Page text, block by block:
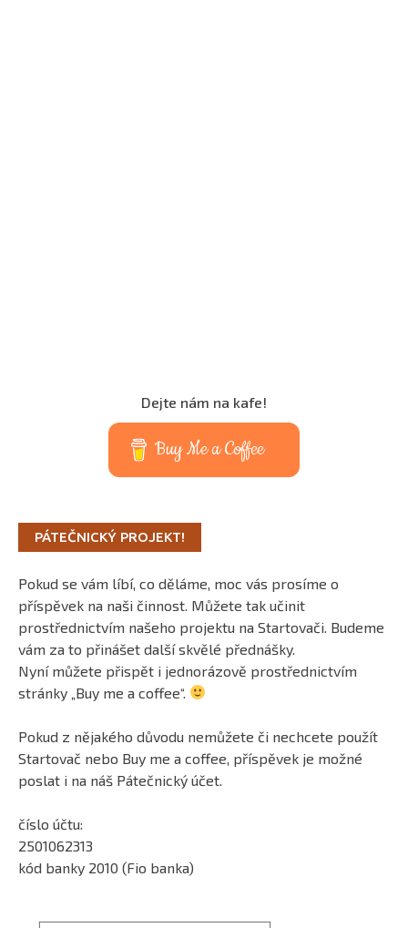
Dejte nám na kafe!
Buy Me a Coffee
PÁTEČNICKÝ PROJEKT!
Pokud se vám líbí, co děláme, moc vás prosíme o
příspěvek na naši činnost. Můžete tak učinit
prostřednictvím našeho projektu na Startovači. Budeme
vám za to přinášet další skvělé přednášky.
Nyní můžete přispět i jednorázově prostřednictvím
stránky „Buy me a coffee“.
Pokud z nějakého důvodu nemůžete či nechcete použít
Startovač nebo Buy me a coffee, příspěvek je možné
poslat i na náš Pátečnický účet.
číslo účtu:
2501062313
kód banky 2010 (Fio banka)